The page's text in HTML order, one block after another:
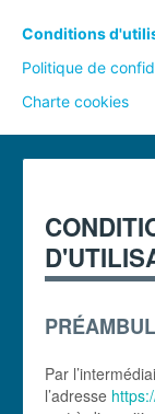
Conditions
Politique de
Charte cookies
Par
l’adresse